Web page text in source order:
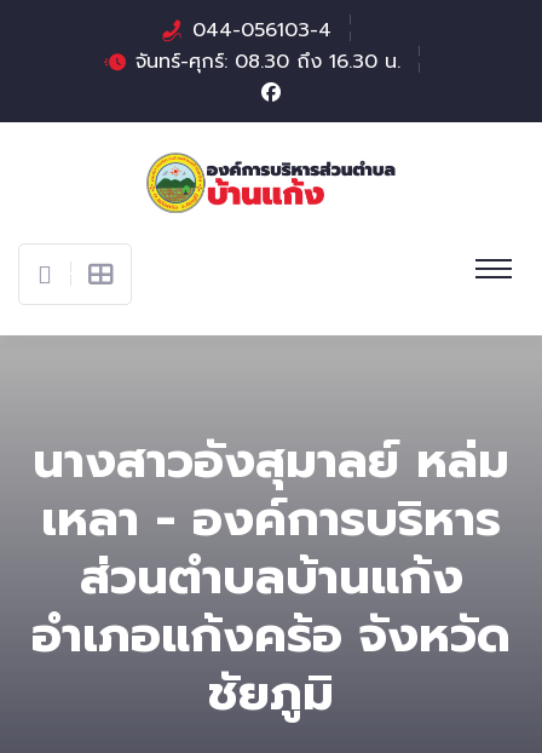
044-056103-4
จันทร์-ศุกร์: 08.30 ถึง 16.30 น.
นางสาวอังสุมาลย์ หล่ม
เหลา - องค์การบริหาร
ส่วนตําบลบ้านแก้ง
อำเภอแก้งคร้อ จังหวัด
ชัยภูมิ